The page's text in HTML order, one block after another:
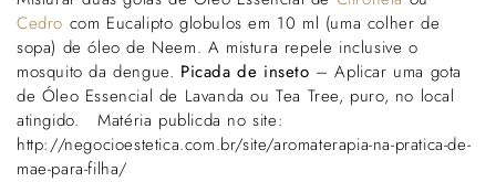
Cedro com Eucalipto globulos em 10 ml (uma colher de
sopa) de óleo de Neem. A mistura repele inclusive o
mosquito da dengue. Picada de inseto – Aplicar uma gota
de Óleo Essencial de Lavanda ou Tea Tree, puro, no local
atingido. Matéria publicda no site:
http://negocioestetica.com.br/site/aromaterapia-na-pratica-de-
mae-para-filha/